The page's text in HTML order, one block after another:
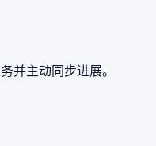
并主动同步进展。